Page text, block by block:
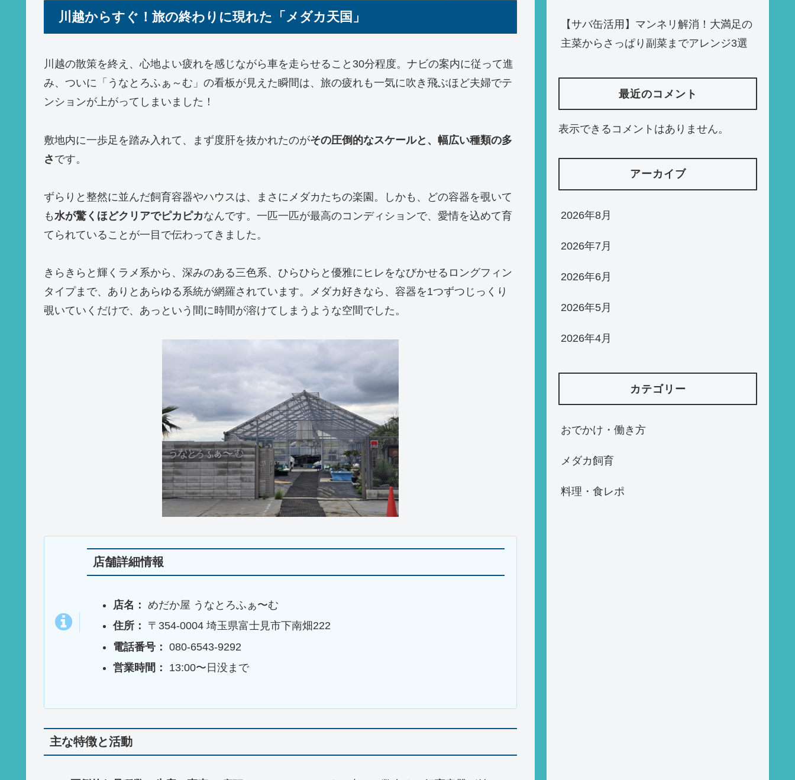
川越からすぐ！旅の終わりに現れた「メダカ天国」
川越の散策を終え、心地よい疲れを感じながら車を走らせること30分程度。ナビの案内に従って進
み、ついに「うなとろふぁ～む」の看板が見えた瞬間は、旅の疲れも一気に吹き飛ぶほど夫婦でテ
ンションが上がってしまいました！
敷地内に一歩足を踏み入れて、まず度肝を抜かれたのがその圧倒的なスケールと、幅広い種類の多
さ です。
ずらりと整然に並んだ飼育容器やハウスは、まさにメダカたちの楽園。しかも、どの容器を覗いて
も 水が驚くほどクリアでピカピカなんです。一匹一匹が最高のコンディションで、愛情を込めて育
てられていることが一目で伝わってきました。
きらきらと輝くラメ系から、深みのある三色系、ひらひらと優雅にヒレをなびかせるロングフィン
タイプまで、ありとあらゆる系統が網羅されています。メダカ好きなら、容器を1つずつじっくり
覗いていくだけで、あっという間に時間が溶けてしまうような空間でした。
店舗詳細情報
店名： めだか屋 うなとろふぁ〜む
住所：
〒354-0004 埼玉県富士見市下南畑222
電話番号： 080-6543-9292
営業時間：
13:00〜日没まで
主な特徴と活動
【サバ缶活用】マンネリ解消！大満足の
主菜からさっぱり副菜までアレンジ3選
最近のコメント
表示できるコメントはありません。
アーカイブ
2026年8月
2026年7月
2026年6月
2026年5月
2026年4月
カテゴリー
おでかけ・働き方
メダカ飼育
料理・食レポ